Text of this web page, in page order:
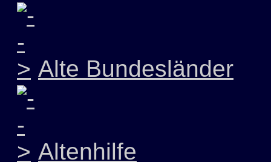
Alte Bundesländer
Altenhilfe